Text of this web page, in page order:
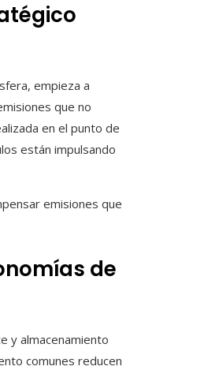
empieza a
que no
en el punto de
están impulsando
emisiones que
de
y almacenamiento
comunes reducen